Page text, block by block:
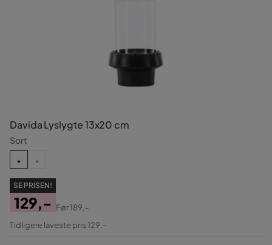
Davida Lyslygte 13x20 cm
Sort
SE PRISEN!
Pris
129,-
Original
Før189,-
Tidligere laveste pris 129,-